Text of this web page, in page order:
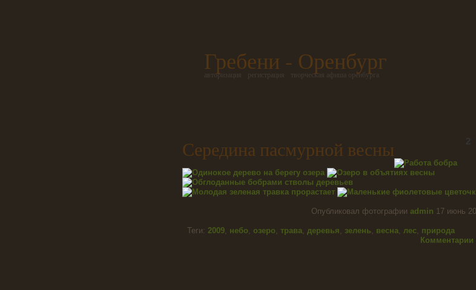
Гребени - Оренбург
авторизация регистрация творческая афиша оренбурга
Середина пасмурной весны 2
Опубликовал фотографии admin 17 июнь
Теги: 2009, небо, озеро, трава, деревья, зелень, весна, лес, природа
Комментарии